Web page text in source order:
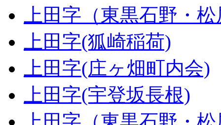
上田字（東黒石野・
上田字(狐崎稲荷)
上田字(庄ヶ畑町内会)
上田字(宇登坂長根)